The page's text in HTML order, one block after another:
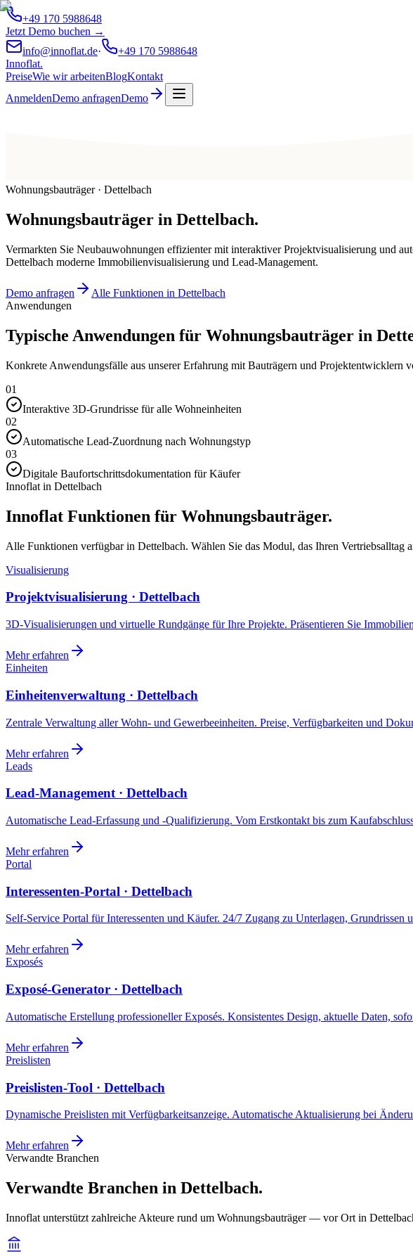
+49 170 5988648
Jetzt Demo buchen →
info@innoflat.de·
+49 170 5988648
Innoflat.
PreiseWie wir arbeitenBlogKontakt
AnmeldenDemo anfragenDemo
Wohnungsbauträger · Dettelbach
Wohnungsbauträger in Dettelbach.
Vermarkten Sie Neubauwohnungen effizienter mit interaktiver Projektvisualisierung und
Dettelbach moderne Immobilienvisualisierung und Lead-Management.
Demo anfragen
Alle Funktionen in Dettelbach
Anwendungen
Typische Anwendungen für Wohnungsbauträger in
Konkrete Anwendungsfälle aus unserer Erfahrung mit Bauträgern und Projektentwicklern
01
Interaktive 3D-Grundrisse für alle Wohneinheiten
02
Automatische Lead-Zuordnung nach Wohnungstyp
03
Digitale Baufortschrittsdokumentation für Käufer
Innoflat in Dettelbach
Innoflat Funktionen für Wohnungsbauträger.
Alle Funktionen verfügbar in Dettelbach. Wählen Sie das Modul, das Ihren Vertriebsalltag
Visualisierung
Projektvisualisierung · Dettelbach
3D-Visualisierungen und virtuelle Rundgänge für Ihre Projekte. Präsentieren Sie
Mehr erfahren
Einheiten
Einheitenverwaltung · Dettelbach
Zentrale Verwaltung aller Wohn- und Gewerbeeinheiten. Preise, Verfügbarkeiten und
Mehr erfahren
Leads
Lead-Management · Dettelbach
Automatische Lead-Erfassung und -Qualifizierung. Vom Erstkontakt bis zum
Mehr erfahren
Portal
Interessenten-Portal · Dettelbach
Self-Service Portal für Interessenten und Käufer. 24/7 Zugang zu Unterlagen, Grundrissen
Mehr erfahren
Exposés
Exposé-Generator · Dettelbach
Automatische Erstellung professioneller Exposés. Konsistentes Design, aktuelle Daten,
Mehr erfahren
Preislisten
Preislisten-Tool · Dettelbach
Dynamische Preislisten mit Verfügbarkeitsanzeige. Automatische Aktualisierung bei
Mehr erfahren
Verwandte Branchen
Verwandte Branchen in Dettelbach.
Innoflat unterstützt zahlreiche Akteure rund um Wohnungsbauträger — vor Ort in